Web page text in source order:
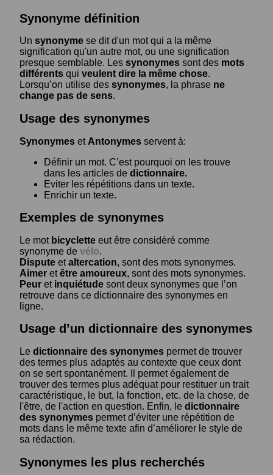
Synonyme définition
Un synonyme se dit d'un mot qui a la même
signification qu'un autre mot, ou une signification
presque semblable. Les synonymes sont des mots
différents qui veulent dire la même chose.
Lorsqu’on utilise des synonymes, la phrase ne
change pas de sens.
Usage des synonymes
Synonymes et Antonymes servent à:
Définir un mot. C’est pourquoi on les trouve
dans les articles de dictionnaire.
Eviter les répétitions dans un texte.
Enrichir un texte.
Exemples de synonymes
Le mot bicyclette eut être considéré comme
synonyme de vélo.
Dispute etaltercation, sont des mots synonymes.
Aimer etêtre amoureux, sont des mots synonymes.
Peur et inquiétude sont deux synonymes que l’on
retrouve dans ce dictionnaire des synonymes en
ligne.
Usage d’un dictionnaire des synonymes
Le dictionnaire des synonymes permet de trouver
des termes plus adaptés au contexte que ceux dont
on se sert spontanément. Il permet également de
trouver des termes plus adéquat pour restituer un trait
caractéristique, le but, la fonction, etc. de la chose, de
l'être, de l'action en question. Enfin, le dictionnaire
des synonymes permet d’éviter une répétition de
mots dans le même texte afin d’améliorer le style de
sa rédaction.
Synonymes les plus recherchés